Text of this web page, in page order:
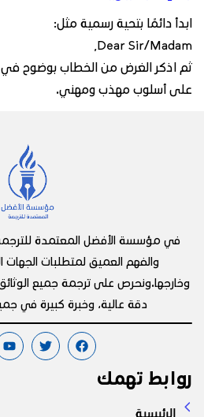
ابدأ دائمًا بتحية رسمية مثل:
Dear Sir/Madam,
ثم اذكر الغرض من الخطاب بوضوح في
على أسلوب مهذب ومهني.
في مؤسسة الأفضل المعتمدة
والفهم العميق لمتطلبات الجهات
وخارجها.ونحرص على ترجمة جميع الوثائق
دقة عالية، وخبرة كبيرة في
روابط تهمك
الرئيسية